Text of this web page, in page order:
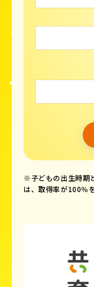
※子どもの出生時期
は、取得率が100％